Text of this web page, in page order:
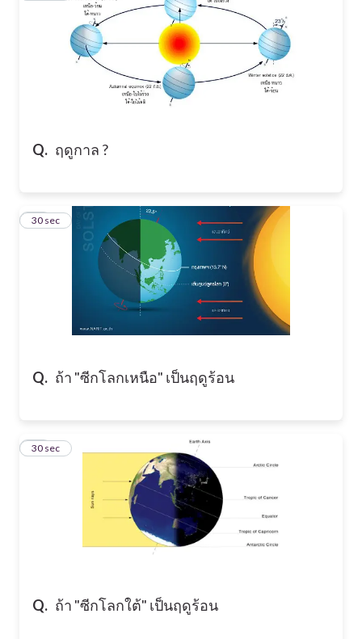
Q. ฤดูกาล ?
Q. ถ้า "ซีกโลกเหนือ" เป็นฤดูร้อน
27
30 sec
Q. ถ้า "ซีกโลกใต้" เป็นฤดูร้อน
28
30 sec